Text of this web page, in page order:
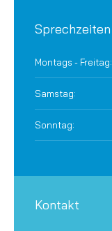
Sprechzeiten
Montags - Freitag:
Samstag:
Sonntag:
Kontakt